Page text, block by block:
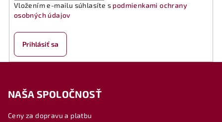
Vložením e-mailu súhlasíte s podmienkami ochrany
osobných údajov
Prihlásiť sa
NAŠA SPOLOČNOSŤ
Ceny za dopravu a platbu